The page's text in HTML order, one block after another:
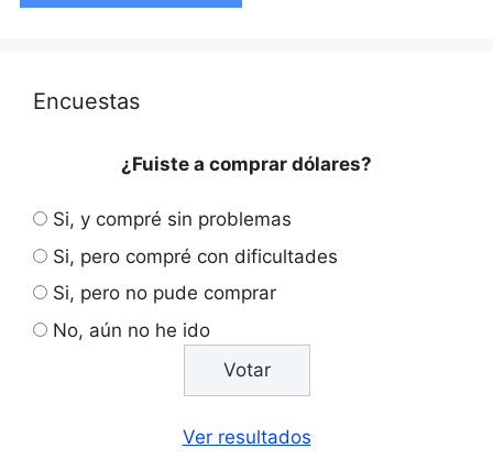
Encuestas
¿Fuiste a comprar dólares?
Si, y compré sin problemas
Si, pero compré con dificultades
Si, pero no pude comprar
No, aún no he ido
Ver resultados